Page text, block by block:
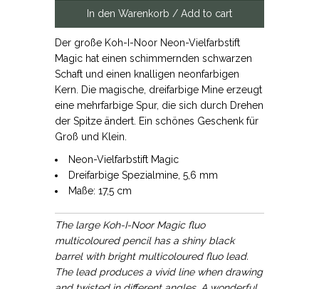
Der große Koh-I-Noor Neon-Vielfarbstift
Magic hat einen schimmernden schwarzen
Schaft und einen knalligen neonfarbigen
Kern. Die magische, dreifarbige Mine erzeugt
eine mehrfarbige Spur, die sich durch Drehen
der Spitze ändert. Ein schönes Geschenk für
Groß und Klein.
Neon-Vielfarbstift Magic
Dreifarbige Spezialmine, 5,6 mm
Maße: 17,5 cm
The large Koh-I-Noor Magic fluo
multicoloured pencil has a shiny black
barrel with bright multicoloured fluo lead.
The lead produces a vivid line when drawing